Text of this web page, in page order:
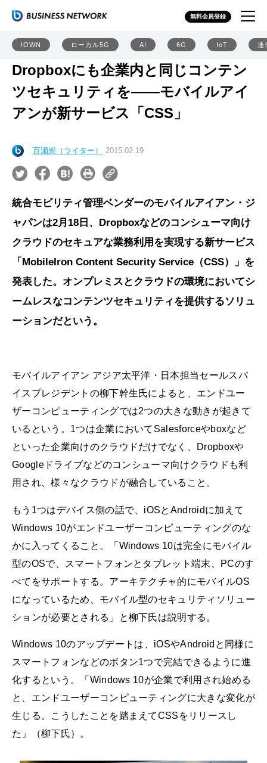
無料会員登録
IOWN ローカル5G AI 6G IoT 通
Dropboxにも企業内と同じコンテン
ツセキュリティを――モバイルアイ
アンが新サービス「CSS」
百瀬崇（ライター） 2015.02.19
統合モビリティ管理ベンダーのモバイルアイアン・ジ
ャパンは2月18日、Dropboxなどのコンシューマ向け
クラウドのセキュアな業務利用を実現する新サービス
「MobileIron Content Security Service（CSS）」を
発表した。オンプレミスとクラウドの環境においてシ
ームレスなコンテンツセキュリティを提供するソリュ
ーションだという。
モバイルアイアン アジア太平洋・日本担当セールスバ
イスプレジデントの柳下幹生氏によると、エンドユー
ザーコンピューティングでは2つの大きな動きが起きて
いるという。1つは企業においてSalesforceやboxなど
といった企業向けのクラウドだけでなく、Dropboxや
Googleドライブなどのコンシューマ向けクラウドも利
用され、様々なクラウドが融合していること。
もう1つはデバイス側の話で、iOSとAndroidに加えて
Windows 10がエンドユーザーコンピューティングのな
かに入ってくること。「Windows 10は完全にモバイル
型のOSで、スマートフォンとタブレット端末、PCのす
べてをサポートする。アーキテクチャ的にモバイルOS
になっているため、モバイル型のセキュリティソリュー
ションが必要とされる」と柳下氏は説明する。
Windows 10のアップデートは、iOSやAndroidと同様に
スマートフォンなどのボタン1つで完結できるように進
化するという。「Windows 10が企業で利用され始める
と、エンドユーザーコンピューティングに大きな変化が
生じる。こうしたことを踏まえてCSSをリリースし
た」（柳下氏）。